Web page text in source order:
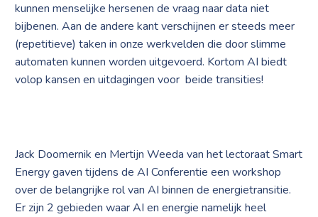
kunnen menselijke hersenen de vraag naar data niet
bijbenen. Aan de andere kant verschijnen er steeds meer
(repetitieve) taken in onze werkvelden die door slimme
automaten kunnen worden uitgevoerd. Kortom AI biedt
volop kansen en uitdagingen voor beide transities!
Jack Doomernik en Mertijn Weeda van het lectoraat Smart
Energy gaven tijdens de AI Conferentie een workshop
over de belangrijke rol van AI binnen de energietransitie.
Er zijn 2 gebieden waar AI en energie namelijk heel